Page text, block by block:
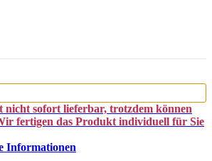
nicht sofort lieferbar, trotzdem können
fertigen das Produkt individuell für Sie
Informationen